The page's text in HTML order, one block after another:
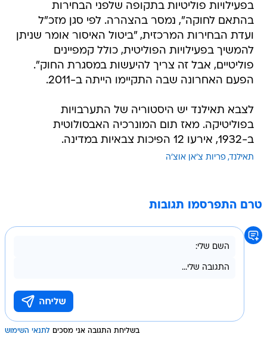
בפעילויות פוליטיות בתקופה שלפני הבחירות
בהתאם לחוקה", נמסר בהצהרה. לפי סגן מזכ"ל
ועדת הבחירות המרכזית, "ביטול האיסור אומר שניתן
להמשיך בפעילויות הפוליטית, כולל קמפיינים
פוליטיים, אבל זה צריך להיעשות במסגרת החוק".
הפעם האחרונה שבה התקיימו הייתה ב-2011.
לצבא תאילנד יש היסטוריה של התערבויות
בפוליטיקה. מאז תום המונרכיה האבסולוטית
ב-1932, אירעו 12 הפיכות צבאיות במדינה.
תאילנד פריות צ'אן אוצ'ה
טרם התפרסמו תגובות
בשליחת התגובה אני מסכים לתנאי השימוש